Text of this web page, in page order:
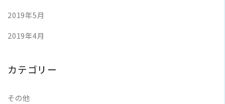
2019年5月
2019年4月
カテゴリー
その他